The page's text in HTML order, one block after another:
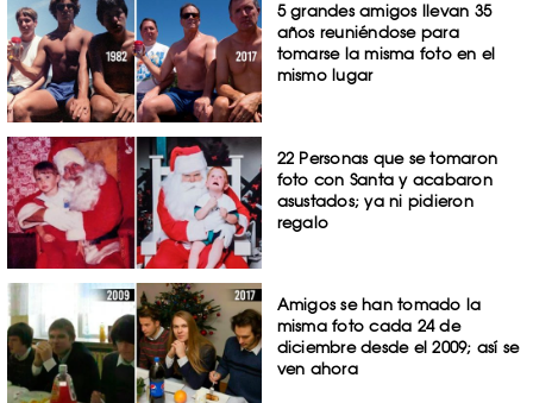
5 grandes amigos llevan 35
años reuniéndose para
tomarse la misma foto en el
mismo lugar
22 Personas que se tomaron
foto con Santa y acabaron
asustados; ya ni pidieron
regalo
Amigos se han tomado la
misma foto cada 24 de
diciembre desde el 2009; así se
ven ahora